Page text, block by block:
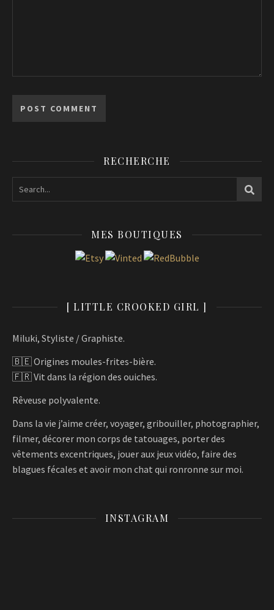
RECHERCHE
MES BOUTIQUES
[ LITTLE CROOKED GIRL ]
Miluki, Styliste / Graphiste.
🇧🇪 Origines moules-frites-bière.
🇫🇷 Vit dans la région des ouiches.
Rêveuse polyvalente.
Dans la vie j’aime créer, voyager, gribouiller, photographier,
filmer, décorer mon corps de tatouages, porter des
vêtements excentriques, jouer aux jeux vidéo, faire des
blagues fécales et avoir mon chat qui ronronne sur moi.
INSTAGRAM